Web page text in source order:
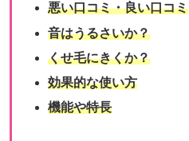
悪い口コミ・良い口コミ
音はうるさいか？
くせ毛にきくか？
効果的な使い方
機能や特長